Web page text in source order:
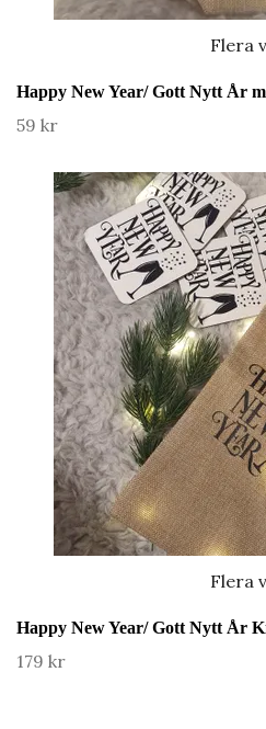
Flera
Happy New Year/ Gott Nytt År
59 kr
Flera
Happy New Year/ Gott Nytt År
179 kr